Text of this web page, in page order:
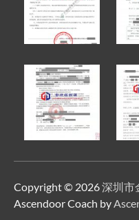
Copyright © 2026深圳市
Ascendoor Coach by